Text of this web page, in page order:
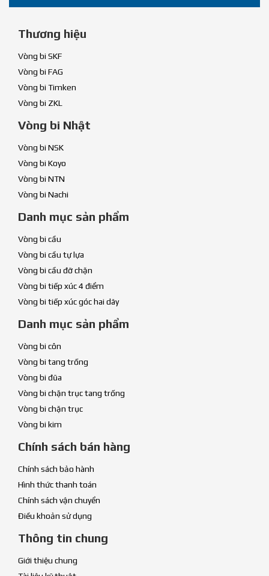
Thương hiệu
Vòng bi SKF
Vòng bi FAG
Vòng bi Timken
Vòng bi ZKL
Vòng bi Nhật
Vòng bi NSK
Vòng bi Koyo
Vòng bi NTN
Vòng bi Nachi
Danh mục sản phẩm
Vòng bi cầu
Vòng bi cầu tự lựa
Vòng bi cầu đỡ chặn
Vòng bi tiếp xúc 4 điểm
Vòng bi tiếp xúc góc hai dãy
Danh mục sản phẩm
Vòng bi côn
Vòng bi tang trống
Vòng bi đũa
Vòng bi chặn trục tang trống
Vòng bi chặn trục
Vòng bi kim
Chính sách bán hàng
Chính sách bảo hành
Hình thức thanh toán
Chính sách vận chuyển
Điều khoản sử dụng
Thông tin chung
Giới thiệu chung